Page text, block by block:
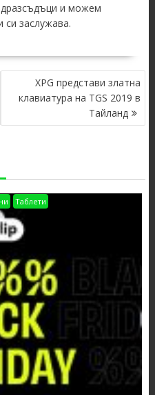
и можем
си заслужава.
XPG представи златна
клавиатура на TGS 2019 в
Тайланд
Таблети